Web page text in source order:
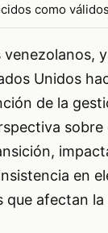
como
Unidos
de la
en
afectan